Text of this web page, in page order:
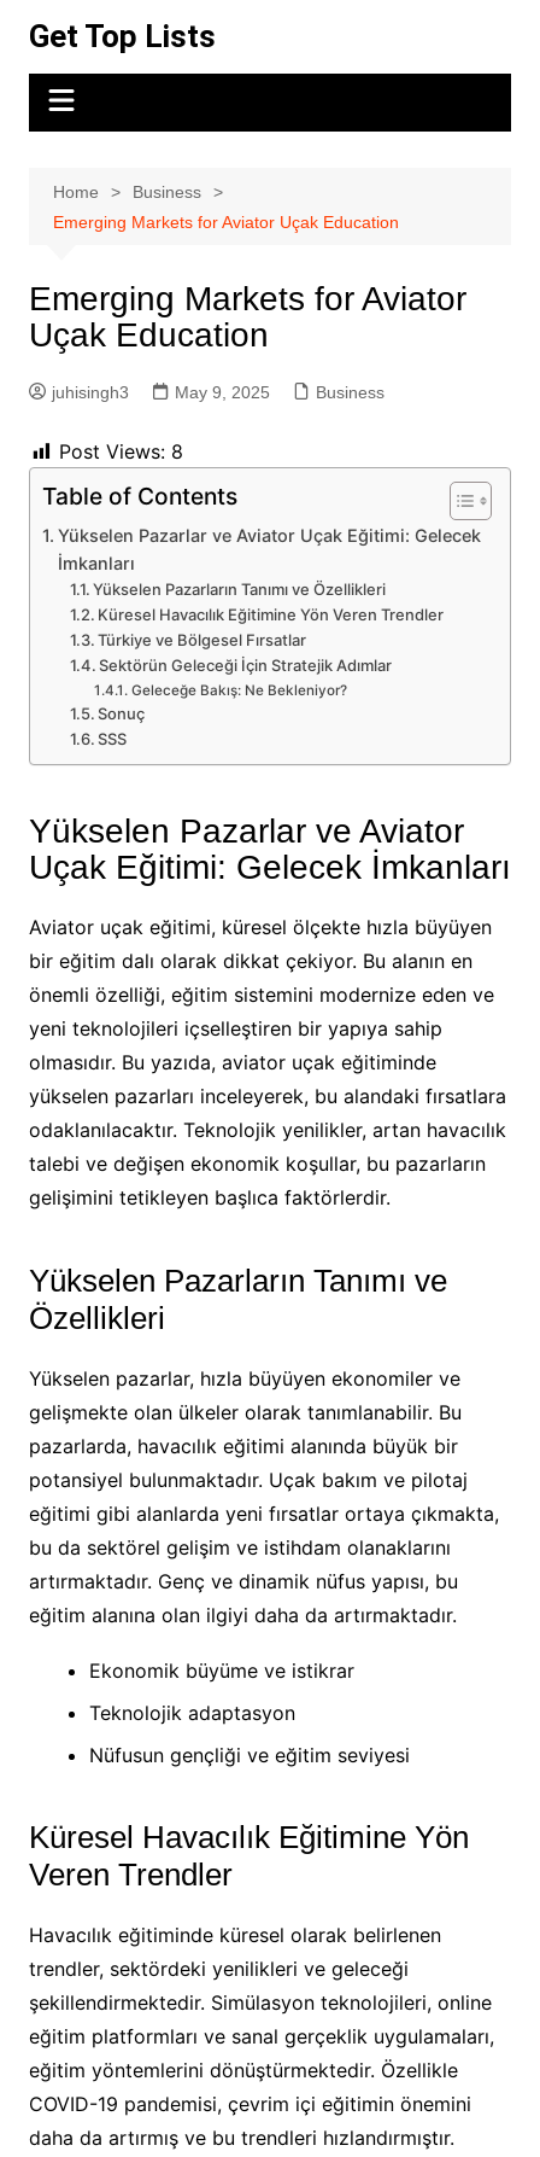
content
Get Top Lists
Home
Business
Emerging Markets for Aviator Uçak Education
Emerging Markets for Aviator
Uçak Education
juhisingh3 May 9, 2025 Business
Post Views: 8
Table of Contents
Yükselen Pazarlar ve Aviator Uçak Eğitimi: Gelecek
İmkanları
Yükselen Pazarların Tanımı ve Özellikleri
Küresel Havacılık Eğitimine Yön Veren Trendler
Türkiye ve Bölgesel Fırsatlar
Sektörün Geleceği İçin Stratejik Adımlar
Geleceğe Bakış: Ne Bekleniyor?
Sonuç
SSS
Yükselen Pazarlar ve Aviator
Uçak Eğitimi: Gelecek İmkanları
Aviator uçak eğitimi, küresel ölçekte hızla büyüyen
bir eğitim dalı olarak dikkat çekiyor. Bu alanın en
önemli özelliği, eğitim sistemini modernize eden ve
yeni teknolojileri içselleştiren bir yapıya sahip
olmasıdır. Bu yazıda, aviator uçak eğitiminde
yükselen pazarları inceleyerek, bu alandaki fırsatlara
odaklanılacaktır. Teknolojik yenilikler, artan havacılık
talebi ve değişen ekonomik koşullar, bu pazarların
gelişimini tetikleyen başlıca faktörlerdir.
Yükselen Pazarların Tanımı ve
Özellikleri
Yükselen pazarlar, hızla büyüyen ekonomiler ve
gelişmekte olan ülkeler olarak tanımlanabilir. Bu
pazarlarda, havacılık eğitimi alanında büyük bir
potansiyel bulunmaktadır. Uçak bakım ve pilotaj
eğitimi gibi alanlarda yeni fırsatlar ortaya çıkmakta,
bu da sektörel gelişim ve istihdam olanaklarını
artırmaktadır. Genç ve dinamik nüfus yapısı, bu
eğitim alanına olan ilgiyi daha da artırmaktadır.
Ekonomik büyüme ve istikrar
Teknolojik adaptasyon
Nüfusun gençliği ve eğitim seviyesi
Küresel Havacılık Eğitimine Yön
Veren Trendler
Havacılık eğitiminde küresel olarak belirlenen
trendler, sektördeki yenilikleri ve geleceği
şekillendirmektedir. Simülasyon teknolojileri, online
eğitim platformları ve sanal gerçeklik uygulamaları,
eğitim yöntemlerini dönüştürmektedir. Özellikle
COVID-19 pandemisi, çevrim içi eğitimin önemini
daha da artırmış ve bu trendleri hızlandırmıştır.